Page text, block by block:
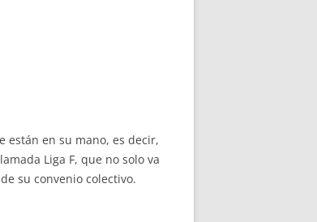
están en su mano, es decir,
Liga F, que no solo va
su convenio colectivo.